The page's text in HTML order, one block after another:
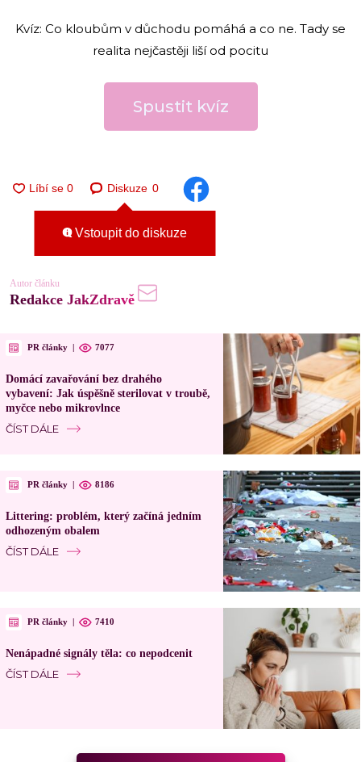
Kvíz: Co kloubům v důchodu pomáhá a co ne. Tady se
realita nejčastěji liší od pocitu
Spustit kvíz
Diskuze 0
Vstoupit do diskuze
Autor článku
Redakce JakZdravě
PR články 7077
Domácí zavařování bez drahého
vybavení: Jak úspěšně sterilovat v troubě,
myčce nebo mikrovlnce
ČÍST DÁLE
PR články 8186
Littering: problém, který začíná jedním
odhozeným obalem
ČÍST DÁLE
PR články 7410
Nenápadné signály těla: co nepodcenit
ČÍST DÁLE